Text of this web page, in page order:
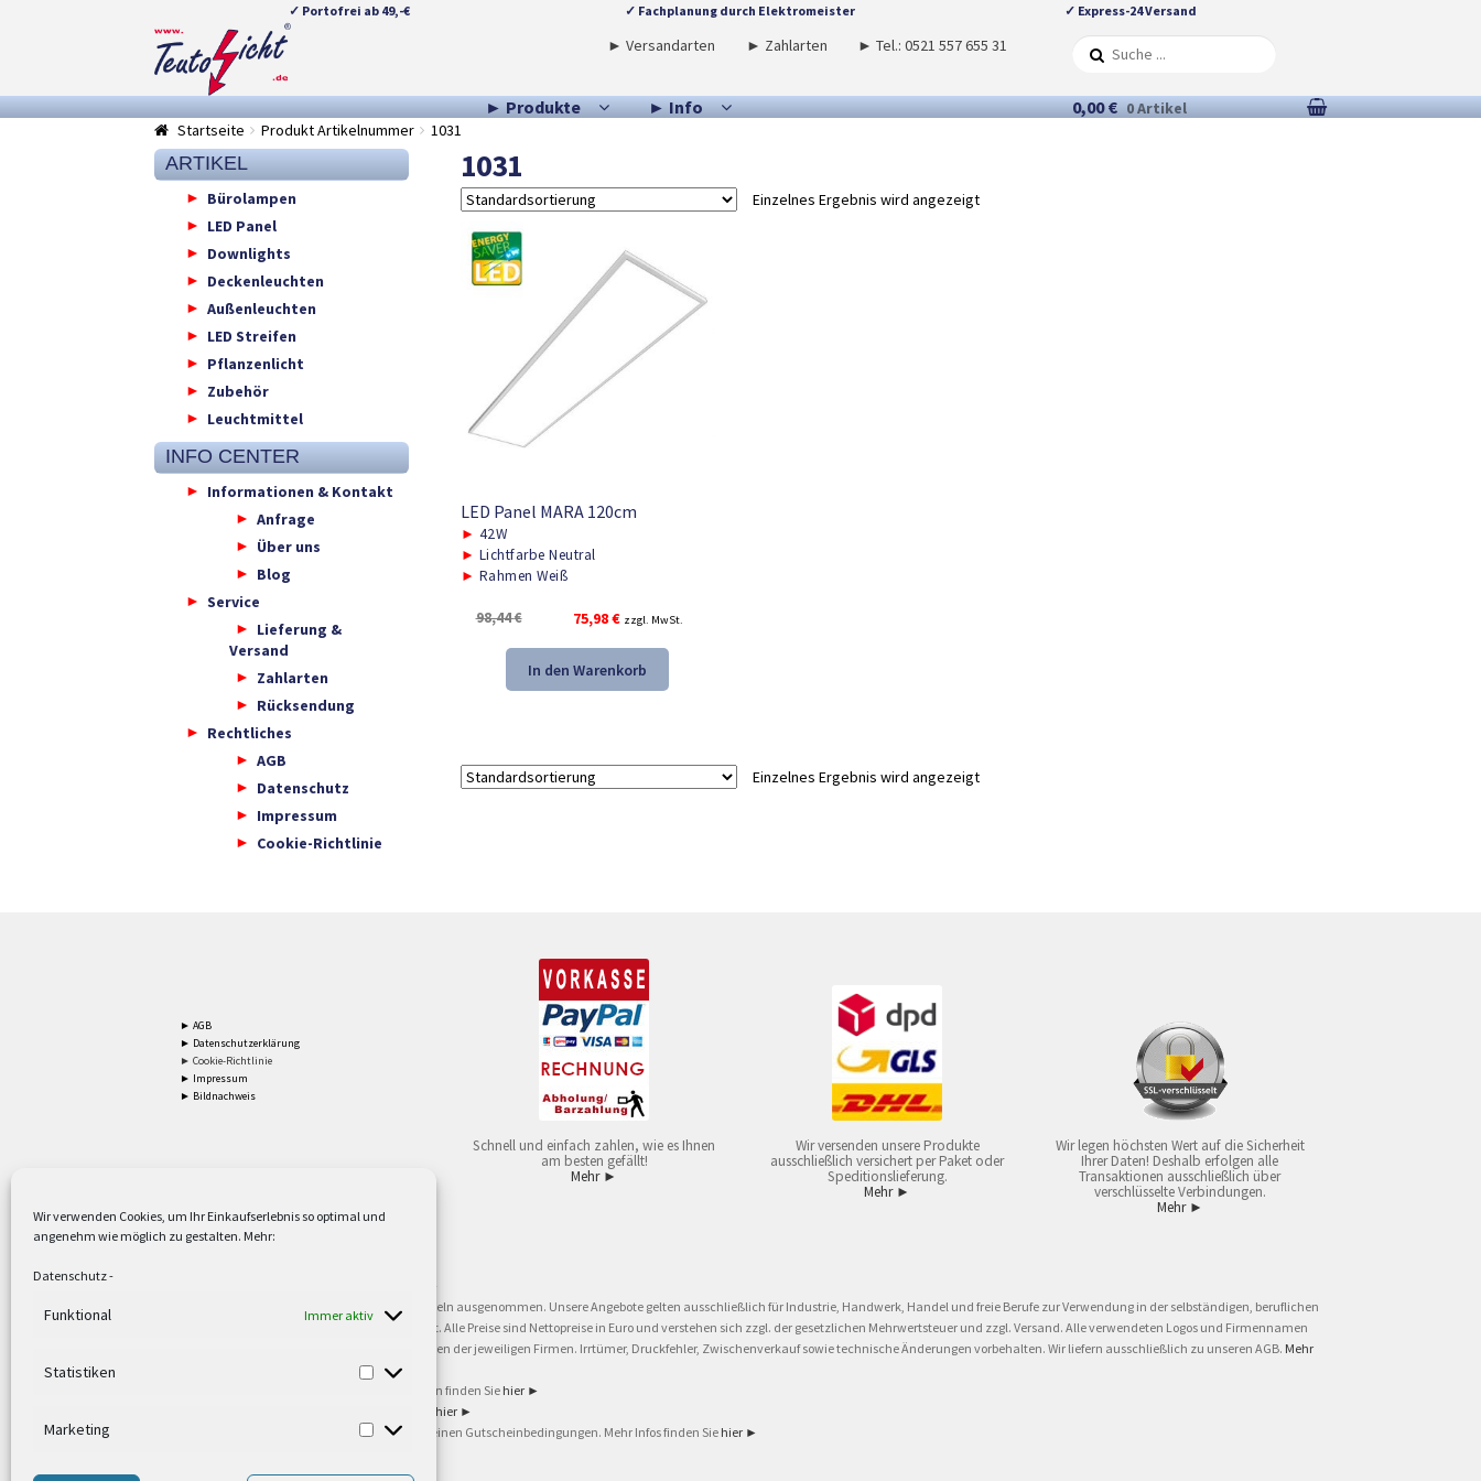
Wir verwenden Cookies, um Ihr Einkaufserlebnis so optimal und
angenehm wie möglich zu gestalten. Mehr:
Datenschutz-
Funktional Immer aktiv
Statistiken
Marketing
✓ Portofrei ab 49,-€ ✓ Fachplanung durch Elektromeister ✓ Express-24 Versand
Zur
Navigation
springen
Springe
zum
► Versandarten ► Zahlarten ► Tel.: 0521 557 655 31
► Produkte ► Info 0,00 € 0 Artikel
Startseite
Produkt Artikelnummer 1031
1031
Einzelnes Ergebnis wird angezeigt
LED Panel MARA 120cm
► 42W
► Lichtfarbe Neutral
► Rahmen Weiß
98,44€
Ursprünglicher
war:
98,44 €
75,98€Aktueller
ist:
75,98 €.
zzgl. MwSt.
In den Warenkorb
Einzelnes Ergebnis wird angezeigt
ARTIKEL
Bürolampen
LED Panel
Downlights
Deckenleuchten
Außenleuchten
LED Streifen
Pflanzenlicht
Zubehör
Leuchtmittel
INFO CENTER
Informationen & Kontakt
Anfrage
Über uns
Blog
Service
Lieferung &
Versand
Zahlarten
Rücksendung
Rechtliches
AGB
Datenschutz
Impressum
Cookie-Richtlinie
► AGB
► Datenschutzerklärung
► Cookie-Richtlinie
► Impressum
► Bildnachweis
Schnell und einfach zahlen, wie es Ihnen
am besten gefällt!
Mehr ►
Wir versenden unsere Produkte
ausschließlich versichert per Paket oder
Speditionslieferung.
Mehr ►
Wir legen höchsten Wert auf die Sicherheit
Ihrer Daten! Deshalb erfolgen alle
Transaktionen ausschließlich über
verschlüsselte Verbindungen.
Mehr ►
Versandkostenfrei ab 59,90 € Nettowarenwert. Inseln ausgenommen. Unsere Angebote gelten ausschließlich für Industrie, Handwerk, Handel und freie Berufe zur Verwendung in der selbständigen, beruflichen
oder gewerblichen Tätigkeit. Kein Verkauf an privat. Alle Preise sind Nettopreise in Euro und verstehen sich zzgl. der gesetzlichen Mehrwertsteuer und zzgl. Versand. Alle verwendeten Logos und Firmennamen
sind Warenzeichen oder eingetragene Warenzeichen der jeweiligen Firmen. Irrtümer, Druckfehler, Zwischenverkauf sowie technische Änderungen vorbehalten. Wir liefern ausschließlich zu unseren AGB. Mehr
Weitere Informationen und Zahlungsbedingungen finden Sie hier ►
hier ►
Ab 79,- Nettowarenwert. Es gelten unsere allgemeinen Gutscheinbedingungen. Mehr Infos finden Sie hier ►
©2002-2021 TEUTO LICHT GmbH